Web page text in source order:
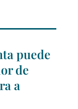
puede
de
a